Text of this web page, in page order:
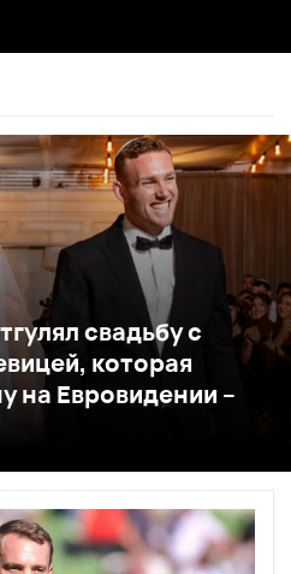
свадьбу с
которая
на Евровидении –